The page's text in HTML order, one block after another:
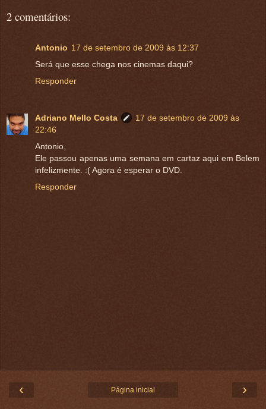
2 comentários:
Antonio 17 de setembro de 2009 às 12:37
Será que esse chega nos cinemas daqui?
Responder
Adriano Mello Costa
17 de setembro de 2009 às
22:46
Antonio,
Ele passou apenas uma semana em cartaz aqui em Belem
infelizmente. :( Agora é esperar o DVD.
Responder
‹ ›
Página inicial